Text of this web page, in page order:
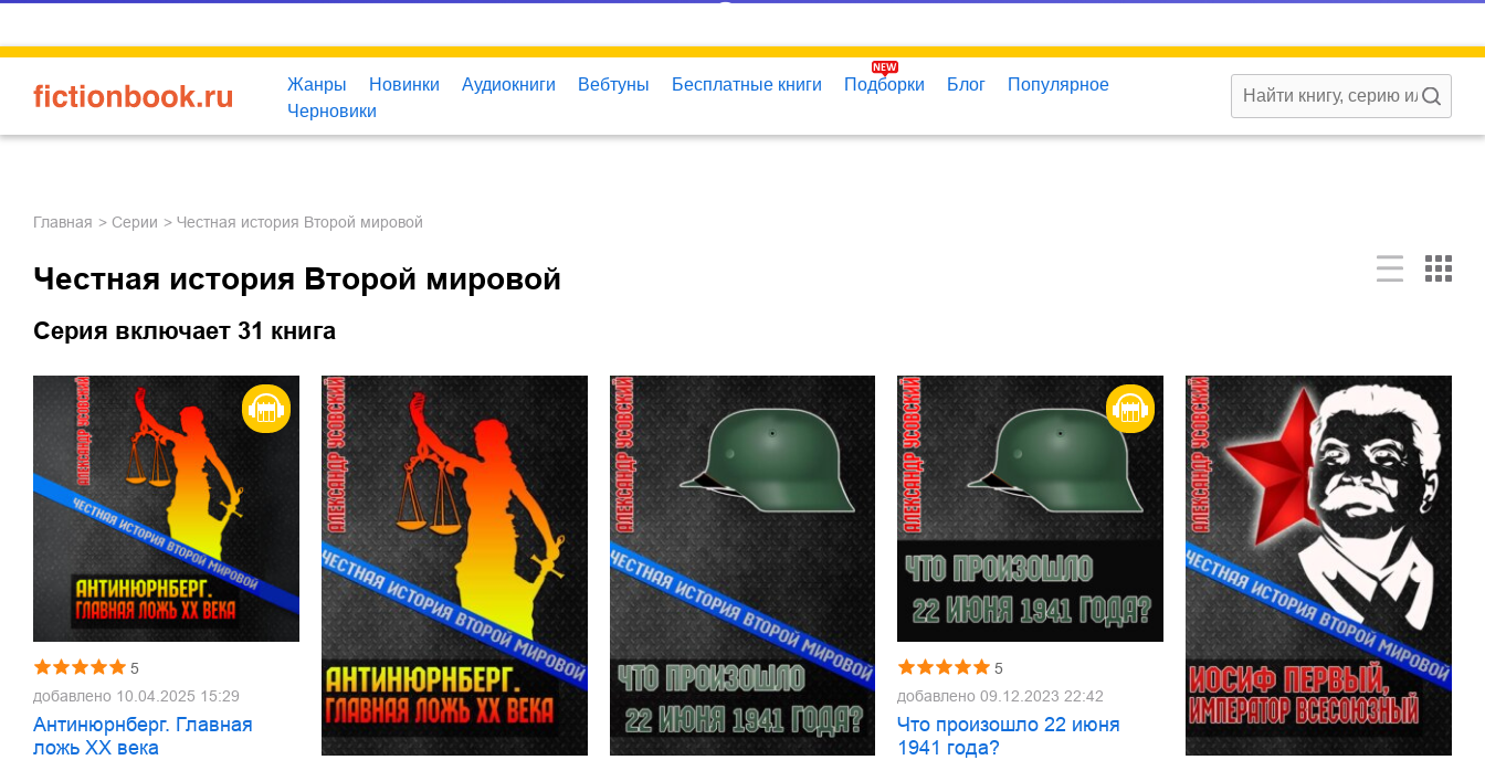
Жанры Новинки Аудиокниги Вебтуны Бесплатные книги Подборки Блог
Популярное
Черновики
Главная Серии Честная история Второй мировой
Честная история Второй мировой
Серия включает 31 книга
5
добавлено 10.04.2025 15:29
Антинюрнберг. Главная
ложь ХХ века
5
добавлено09.12.2023 22:42
Что произошло 22 июня
1941 года?